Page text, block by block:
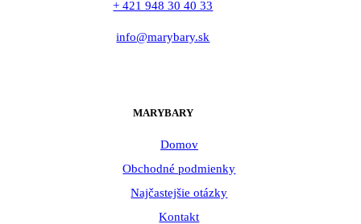
+ 421 948 30 40 33
info@marybary.sk
MARYBARY
Domov
Obchodné podmienky
Najčastejšie otázky
Kontakt